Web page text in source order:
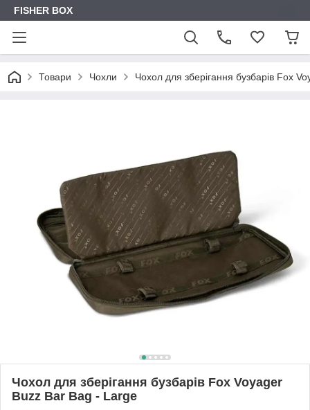
FISHER BOX
Товари Чохли Чохол для зберігання бузбарів Fox
Чохол для зберігання бузбарів Fox Voyager
Buzz Bar Bag - Large